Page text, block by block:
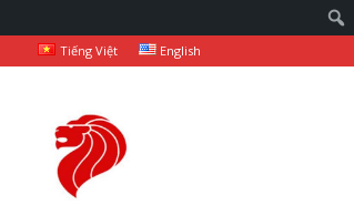
Tiếng Việt English